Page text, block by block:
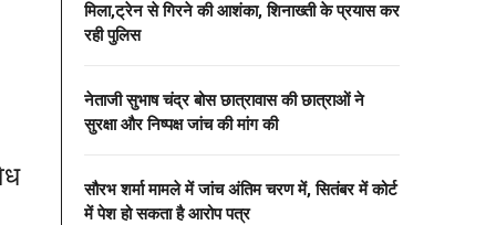
मिला,ट्रेन से गिरने की आशंका, शिनाख्ती के प्रयास कर
रही पुलिस
नेताजी सुभाष चंद्र बोस छात्रावास की छात्राओं ने
सुरक्षा और निष्पक्ष जांच की मांग की
सौरभ शर्मा मामले में जांच अंतिम चरण में, सितंबर में कोर्ट
में पेश हो सकता है आरोप पत्र